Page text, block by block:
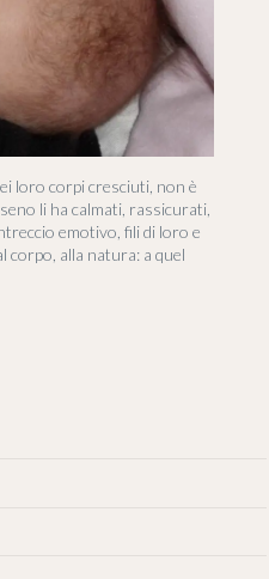
loro corpi cresciuti, non è
li ha calmati, rassicurati,
emotivo, fili di loro e
corpo, alla natura: a quel